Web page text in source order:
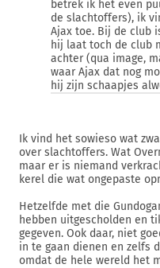
betrek ik het even
de slachtoffers), ik
Ajax toe. Bij de club
hij laat toch de club
achter (qua image,
waar Ajax dat nog
hij zijn schaapjes
Ik vind het sowieso wat
over slachtoffers. Wat
maar er is niemand
kerel die wat ongepaste
Hetzelfde met die
hebben uitgescholden en
gegeven. Ook daar, niet
in te gaan dienen en zelfs
omdat de hele wereld het